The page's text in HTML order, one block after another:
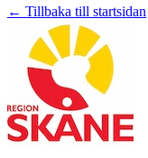
← Tillbaka till startsidan